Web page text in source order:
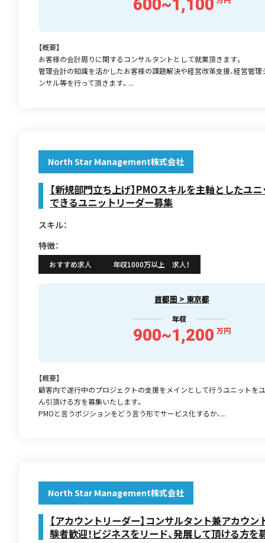
600~1,100
【概要】
お客様の会計周りに関するコンサルタントとして就業頂きます。
管理会計の知識を活かしたお客様の課題解決や経営改革支援、経営管
ンサル等を行って頂きます。...
North Star Management株式会社
【新規部門立ち上げ】PMOスキルを主軸としたユ
できるユニットリーダー募集
スキル：
特徴：
おすすめ求人 年収1000万以上 求人！
首都圏 > 東京都
年収
900~1,200 万円
【概要】
顧客内で遂行中のプロジェクトの支援をメインとして行うユニットを
ん引頂ける方を募集いたします。
PMOと言うポジションをどう言う形でサービス化するか、...
North Star Management株式会社
【アカウントリーダー】コンサルタント兼アカウ
験者歓迎！ビジネスをリード、発展して頂ける方を